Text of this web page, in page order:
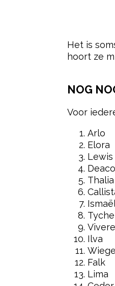
Het is
hoort ze
NOG
Voor
Arlo
Elora
Lewis
Thalia
Tyche
Vivere
Ilva
Falk
Lima